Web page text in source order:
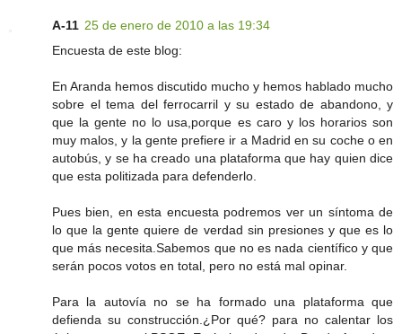
A-11 25 de enero de 2010 a las 19:34
Encuesta de este blog:
En Aranda hemos discutido mucho y hemos hablado mucho
sobre el tema del ferrocarril y su estado de abandono, y
que la gente no lo usa,porque es caro y los horarios son
muy malos, y la gente prefiere ir a Madrid en su coche o en
autobús, y se ha creado una plataforma que hay quien dice
que esta politizada para defenderlo.
Pues bien, en esta encuesta podremos ver un síntoma de
lo que la gente quiere de verdad sin presiones y que es lo
que más necesita.Sabemos que no es nada científico y que
serán pocos votos en total, pero no está mal opinar.
Para la autovía no se ha formado una plataforma que
defienda su construcción.¿Por qué? para no calentar los